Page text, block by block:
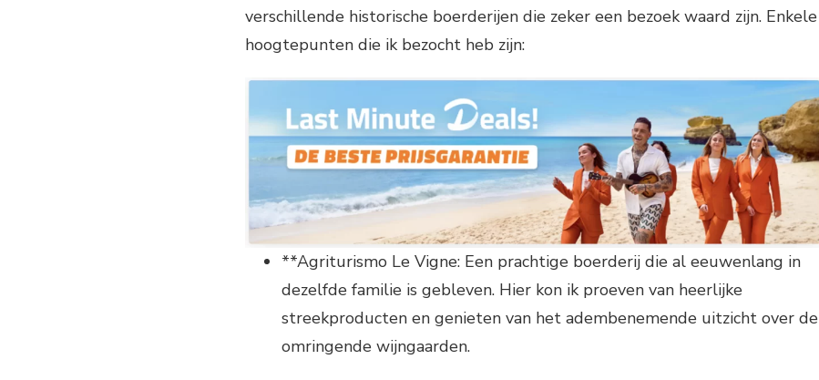
verschillende historische boerderijen die zeker een bezoek waard zijn. Enkele
hoogtepunten die ik bezocht heb zijn:
**Agriturismo Le Vigne: Een prachtige boerderij die al eeuwenlang in
dezelfde familie is gebleven. Hier kon ik proeven van heerlijke
streekproducten en genieten van het adembenemende uitzicht over de
omringende wijngaarden.